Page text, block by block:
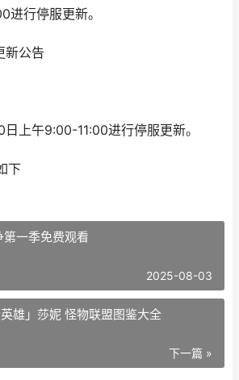
进行停服更新。
公告
午9:00-11:00进行停服更新。
下
一季免费观看
2025-08-03
英雄」莎妮 怪物联盟图鉴大全
下一篇 »